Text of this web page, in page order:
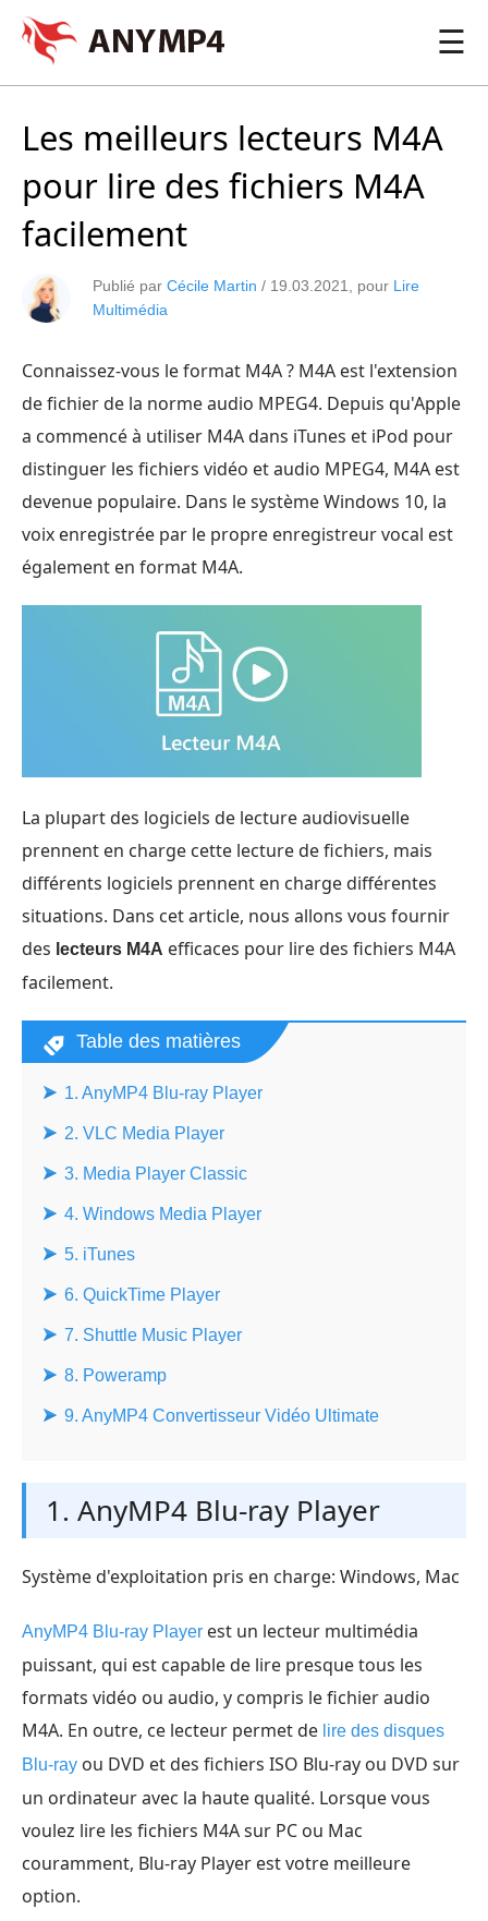
☰
Les meilleurs lecteurs M4A
pour lire des fichiers M4A
facilement
Publié par Cécile Martin / 19.03.2021 , pour Lire
Multimédia
Connaissez-vous le format M4A ? M4A est l'extension
de fichier de la norme audio MPEG4. Depuis qu'Apple
a commencé à utiliser M4A dans iTunes et iPod pour
distinguer les fichiers vidéo et audio MPEG4, M4A est
devenue populaire. Dans le système Windows 10, la
voix enregistrée par le propre enregistreur vocal est
également en format M4A.
La plupart des logiciels de lecture audiovisuelle
prennent en charge cette lecture de fichiers, mais
différents logiciels prennent en charge différentes
situations. Dans cet article, nous allons vous fournir
des lecteurs M4A efficaces pour lire des fichiers M4A
facilement.
Table des matières
1. AnyMP4 Blu-ray Player
2. VLC Media Player
3. Media Player Classic
4. Windows Media Player
5. iTunes
6. QuickTime Player
7. Shuttle Music Player
8. Poweramp
9. AnyMP4 Convertisseur Vidéo Ultimate
1. AnyMP4 Blu-ray Player
Système d'exploitation pris en charge: Windows, Mac
AnyMP4 Blu-ray Player est un lecteur multimédia
puissant, qui est capable de lire presque tous les
formats vidéo ou audio, y compris le fichier audio
M4A. En outre, ce lecteur permet de lire des disques
Blu-ray ou DVD et des fichiers ISO Blu-ray ou DVD sur
un ordinateur avec la haute qualité. Lorsque vous
voulez lire les fichiers M4A sur PC ou Mac
couramment, Blu-ray Player est votre meilleure
option.